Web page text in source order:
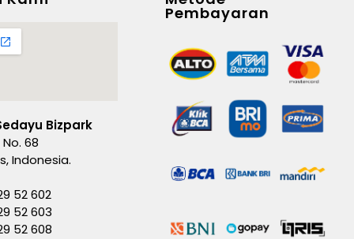
Bizpark
No. 68
Indonesia.
52 602
52 603
52 608
Pembayaran